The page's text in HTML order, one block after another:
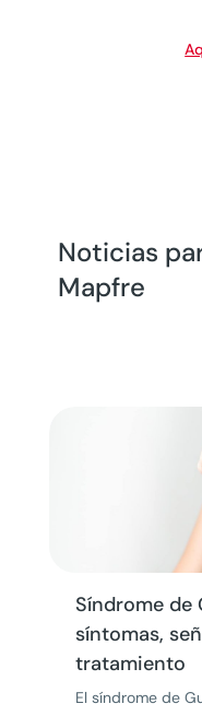
Noticias
Mapfre
Síndrome de
síntomas,
tratamiento
El síndrome de